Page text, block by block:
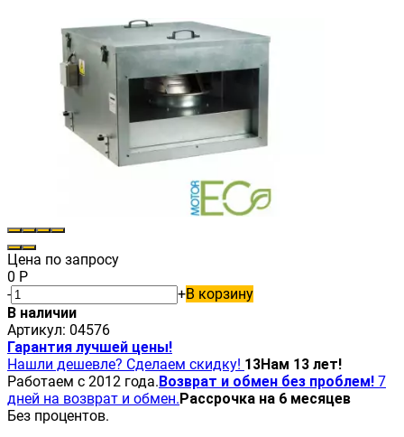
Цена по запросу
0 Р
-
+В корзину
В наличии
Артикул: 04576
Гарантия лучшей цены!
Нашли дешевле? Сделаем скидку! 13Нам 13 лет!
Работаем с 2012 года.Возврат и обмен без проблем! 7
дней на возврат и обмен.Рассрочка на 6 месяцев
Без процентов.